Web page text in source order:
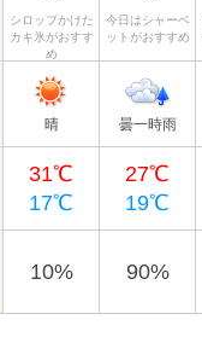
シロップかけた
カキ氷がおすす
め
今日はシャーベ
ットがおすすめ
晴 曇一時雨
31℃
17℃
27℃
19℃
10% 90%